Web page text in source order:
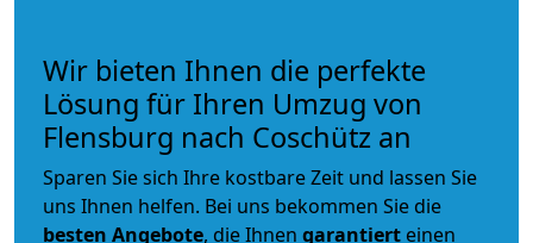
Wir bieten Ihnen die perfekte
Lösung für Ihren Umzug von
Flensburg nach Coschütz an
Sparen Sie sich Ihre kostbare Zeit und lassen Sie
uns Ihnen helfen. Bei uns bekommen Sie die
besten Angebote, die Ihnen garantiert einen